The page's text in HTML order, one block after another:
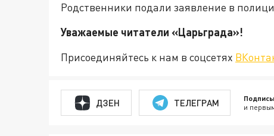
Родственники подали заявление в
Уважаемые читатели
Присоединяйтесь к нам в соцсетях
ДЗЕН ТЕЛЕГРАМ и